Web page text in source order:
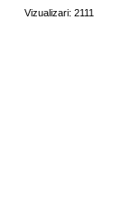
Vizualizari: 2111